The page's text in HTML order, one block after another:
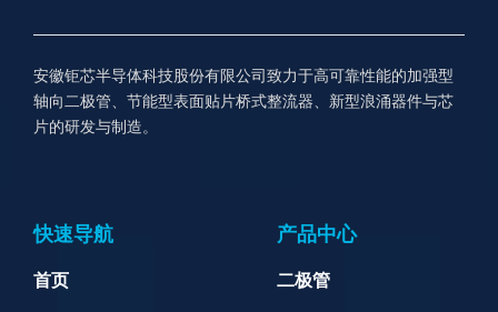
安徽钜芯半导体科技股份有限公司致力于高可靠性能的加强型
轴向二极管、节能型表面贴片桥式整流器、新型浪涌器件与芯
片的研发与制造。
快速导航
首页
产品中心
二极管